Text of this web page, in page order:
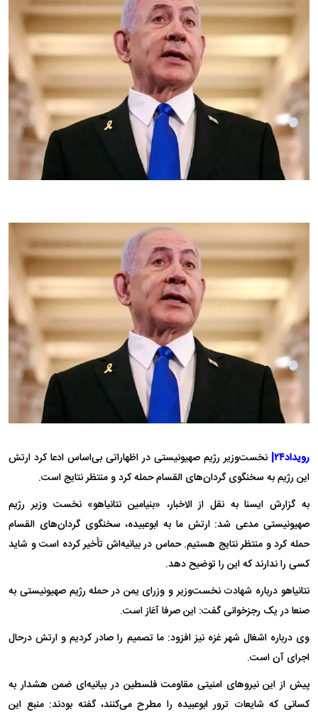
رویداد۲۴|
نخست‌وزیر رژیم صهیونیستی در اظهاراتی بی‌اساس ادعا کرد ارتش
این رژیم به سخنگوی گردان‌های القسام حمله کرد و منتظر نتایج است.
به گزارش ایسنا به نقل از الاخبار، «بنیامین نتانیاهو» نخست وزیر رژیم
صهیونیستی مدعی شد: ارتش ما به ابوعبیده، سخنگوی گردان‌های القسام
حمله کرد و منتظر نتایج هستیم. حماس در بیانیه‌اش تأخیر کرده است و شاید
کسی را ندارند که این را توضیح دهد.
نتانیاهو درباره شهادت نخست‌وزیر و وزرای یمن در حمله رژیم صهیونیستی به
صنعا در یک رجزخوانی گفت: این صرفا آغاز است.
وی درباره اشغال شهر غزه نیز افزود: ما تصمیم را صادر کردیم و ارتش درحال
اجرای آن است.
پیش از این نیرو‌های امنیتی مقاومت فلسطین در بیانیه‌ای ضمن هشدار به
کسانی که شایعات ترور ابوعبیده را مطرح می‌کنند، گفته بودند: منبع این